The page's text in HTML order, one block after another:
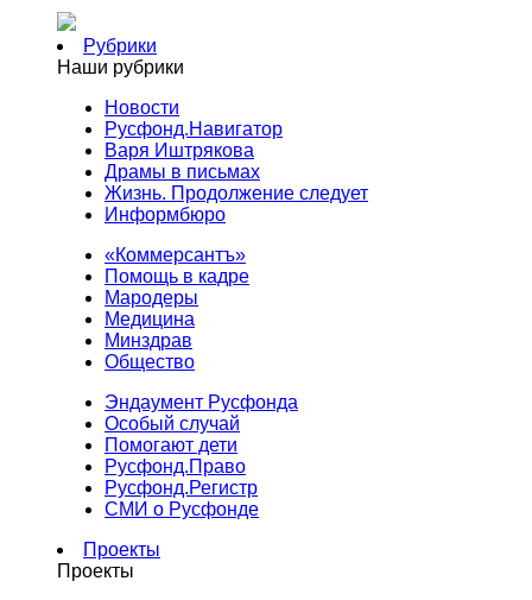
Рубрики
Наши рубрики
Новости
Русфонд.Навигатор
Варя Иштрякова
Драмы в письмах
Жизнь. Продолжение следует
Информбюро
«Коммерсантъ»
Помощь в кадре
Мародеры
Медицина
Минздрав
Общество
Эндаумент Русфонда
Особый случай
Помогают дети
Русфонд.Право
Русфонд.Регистр
СМИ о Русфонде
Проекты
Проекты